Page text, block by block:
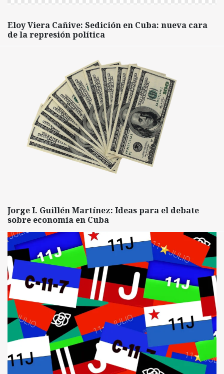
Eloy Viera Cañive: Sedición en Cuba: nueva cara
de la represión política
Jorge I. Guillén Martínez: Ideas para el debate
sobre economía en Cuba